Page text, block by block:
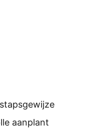
aanplant